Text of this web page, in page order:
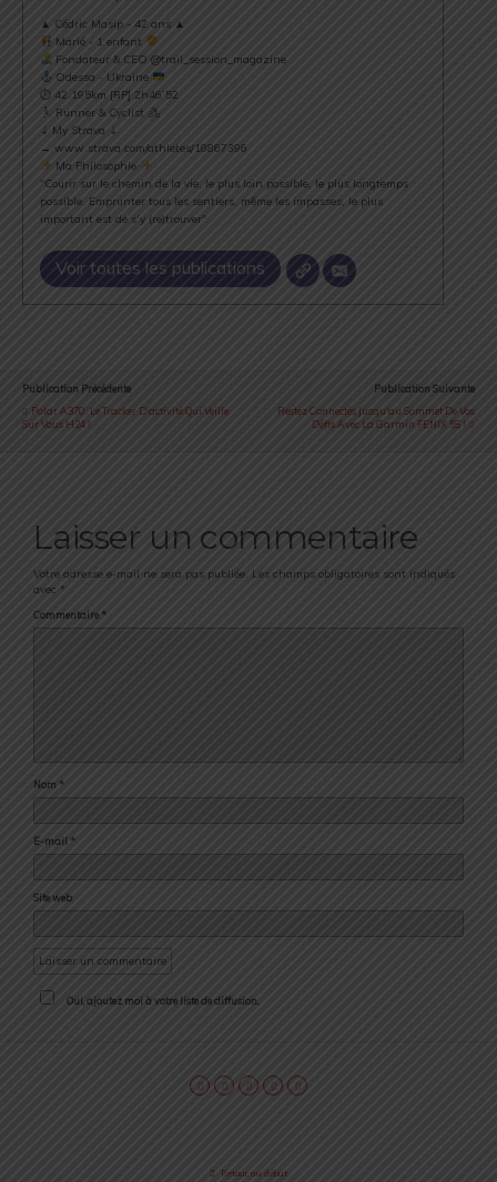
▲ Cédric Masip - 42 ans ▲
Marié - 1 enfant
Fondateur & CEO @trail_session_magazine
Odessa - Ukraine
⏱ 42.195km [RP] 2h46’52
Runner & Cyclist
⇣ My Strava ⇣
→ www.strava.com/athletes/18867396
Ma Philosophie
"Courir sur le chemin de la vie, le plus loin possible, le plus longtemps
possible. Emprunter tous les sentiers, même les impasses, le plus
important est de s’y (re)trouver".
Voir toutes les publications
Publication Précédente
Polar A370 : Le Tracker D'activité Qui Veille
Sur Vous H24 !
Publication Suivante
Restez Connectés Jusqu'au Sommet De Vos
Défis Avec La Garmin FENIX 5S !
Laisser un commentaire
Votre adresse e-mail ne sera pas publiée. Les champs obligatoires sont indiqués
avec *
Commentaire *
Nom *
E-mail *
Site web
Oui, ajoutez moi à votre liste de diffusion.
Retour au début